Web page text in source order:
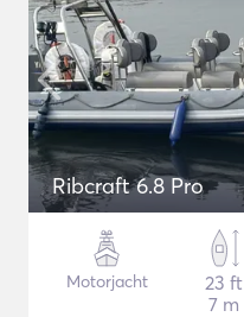
Ribcraft 6.8 Pro
Motorjacht
23 ft
7 m